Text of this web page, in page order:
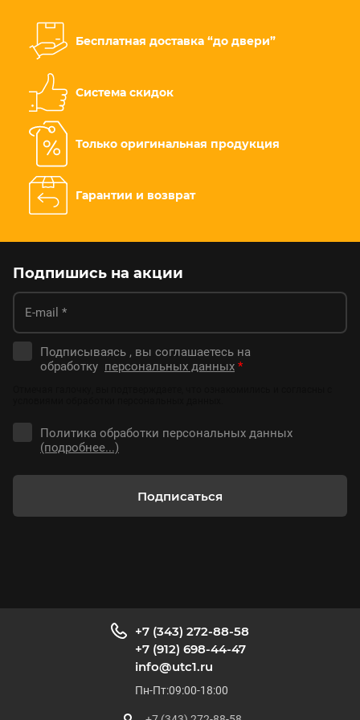
Бесплатная доставка “до двери”
Система скидок
Только оригинальная продукция
Гарантии и возврат
Подпишись на акции
Подписываясь , вы соглашаетесь на
обработку персональных данных *
Политика обработки персональных данных
(подробнее...)
Подписаться
+7 (343) 272-88-58
+7 (912) 698-44-47
info@utc1.ru
Пн-Пт:09:00-18:00